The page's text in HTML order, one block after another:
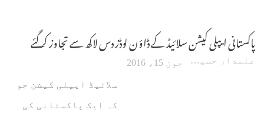
پاکستانی ایپلی کیشن سلائیڈ کے ڈاؤن لوڈز دس لاکھ سے تجاوز کر گئے
علمدار حسین جون 15، 2016
سلائیڈ ایپلی کیشن جو
کہ ایک پاکستانی کی